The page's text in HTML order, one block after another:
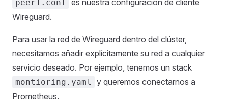
peer1.conf es nuestra configuración de cliente
Wireguard.
Para usar la red de Wireguard dentro del clúster,
necesitamos añadir explícitamente su red a cualquier
servicio deseado. Por ejemplo, tenemos un stack
montioring.yaml
y queremos conectarnos a
Prometheus.